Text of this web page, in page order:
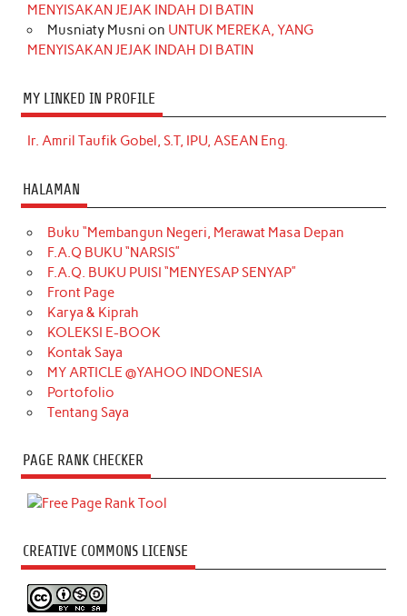
MENYISAKAN JEJAK INDAH DI BATIN
Musniaty Musni on UNTUK MEREKA, YANG
MENYISAKAN JEJAK INDAH DI BATIN
MY LINKED IN PROFILE
Ir. Amril Taufik Gobel, S.T, IPU, ASEAN Eng.
HALAMAN
Buku “Membangun Negeri, Merawat Masa Depan
F.A.Q BUKU “NARSIS”
F.A.Q. BUKU PUISI “MENYESAP SENYAP”
Front Page
Karya & Kiprah
KOLEKSI E-BOOK
Kontak Saya
MY ARTICLE @YAHOO INDONESIA
Portofolio
Tentang Saya
PAGE RANK CHECKER
CREATIVE COMMONS LICENSE